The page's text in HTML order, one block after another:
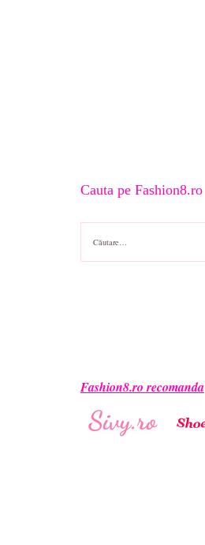
Cauta pe Fashion8.ro
Caută
după:
Fashion8.ro recomanda